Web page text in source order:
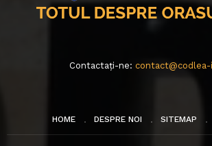
Contactați-ne:
HOME DESPRE NOI SITEMAP